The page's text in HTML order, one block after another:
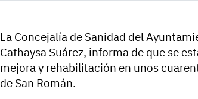
La Concejalía de Sanidad del
Cathaysa Suárez, informa de que se
mejora y rehabilitación en unos
de San Román.